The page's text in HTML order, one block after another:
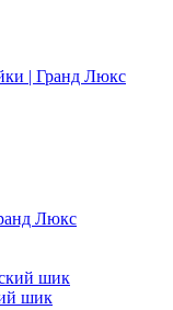
| Гранд Люкс
Люкс
шик